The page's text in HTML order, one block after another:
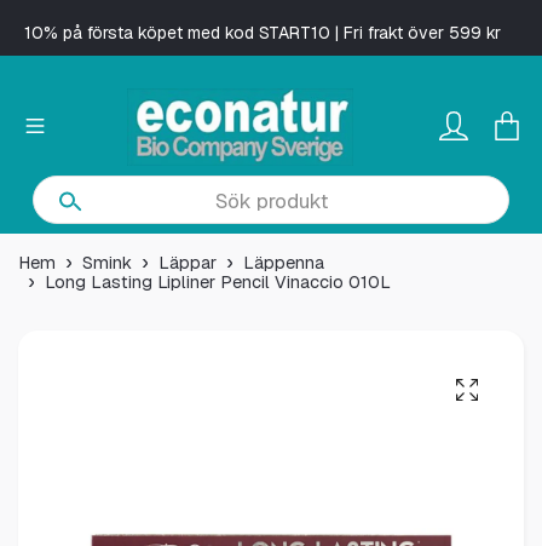
10% på första köpet med kod START10 | Fri frakt över 599 kr
Hem Smink Läppar
Läppenna
Long Lasting Lipliner Pencil Vinaccio 010L